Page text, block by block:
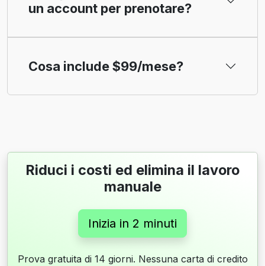
un account per prenotare?
Cosa include $99/mese?
Riduci i costi ed elimina il lavoro
manuale
Inizia in 2 minuti
Prova gratuita di 14 giorni. Nessuna carta di credito